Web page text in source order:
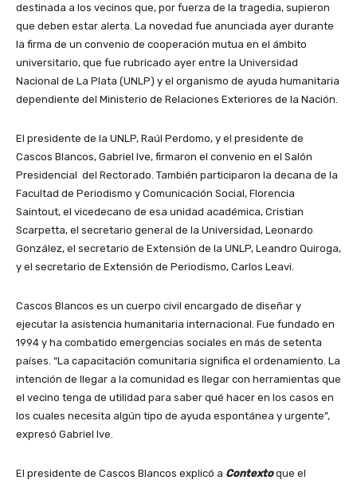
destinada a los vecinos que, por fuerza de la tragedia, supieron
que deben estar alerta. La novedad fue anunciada ayer durante
la firma de un convenio de cooperación mutua en el ámbito
universitario, que fue rubricado ayer entre la Universidad
Nacional de La Plata (UNLP) y el organismo de ayuda humanitaria
dependiente del Ministerio de Relaciones Exteriores de la Nación.
El presidente de la UNLP, Raúl Perdomo, y el presidente de
Cascos Blancos, Gabriel Ive, firmaron el convenio en el Salón
Presidencial del Rectorado. También participaron la decana de la
Facultad de Periodismo y Comunicación Social, Florencia
Saintout, el vicedecano de esa unidad académica, Cristian
Scarpetta, el secretario general de la Universidad, Leonardo
González, el secretario de Extensión de la UNLP, Leandro Quiroga,
y el secretario de Extensión de Periodismo, Carlos Leavi.
Cascos Blancos es un cuerpo civil encargado de diseñar y
ejecutar la asistencia humanitaria internacional. Fue fundado en
1994 y ha combatido emergencias sociales en más de setenta
países. “La capacitación comunitaria significa el ordenamiento. La
intención de llegar a la comunidad es llegar con herramientas que
el vecino tenga de utilidad para saber qué hacer en los casos en
los cuales necesita algún tipo de ayuda espontánea y urgente”,
expresó Gabriel Ive.
El presidente de Cascos Blancos explicó a Contextoque el